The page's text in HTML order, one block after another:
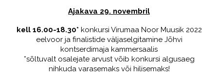
Ajakava 29. novembril
kell 16.00-18.30*konkursi Virumaa Noor Muusik 2022
eelvoor ja finalistide väljaselgitamine Jõhvi
kontserdimaja kammersaalis
*sõltuvalt osalejate arvust võib konkursi algusaeg
nihkuda varasemaks või hilisemaks!